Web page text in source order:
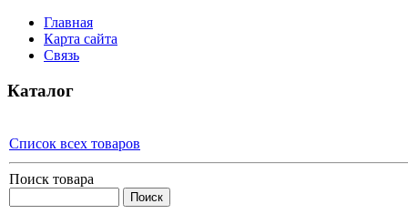
Главная
Карта сайта
Связь
Каталог
Список всех товаров
Поиск товара